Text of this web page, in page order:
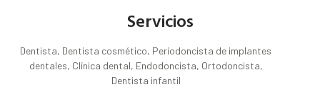
Servicios
Dentista, Dentista cosmético, Periodoncista de implantes
dentales, Clínica dental, Endodoncista, Ortodoncista,
Dentista infantil